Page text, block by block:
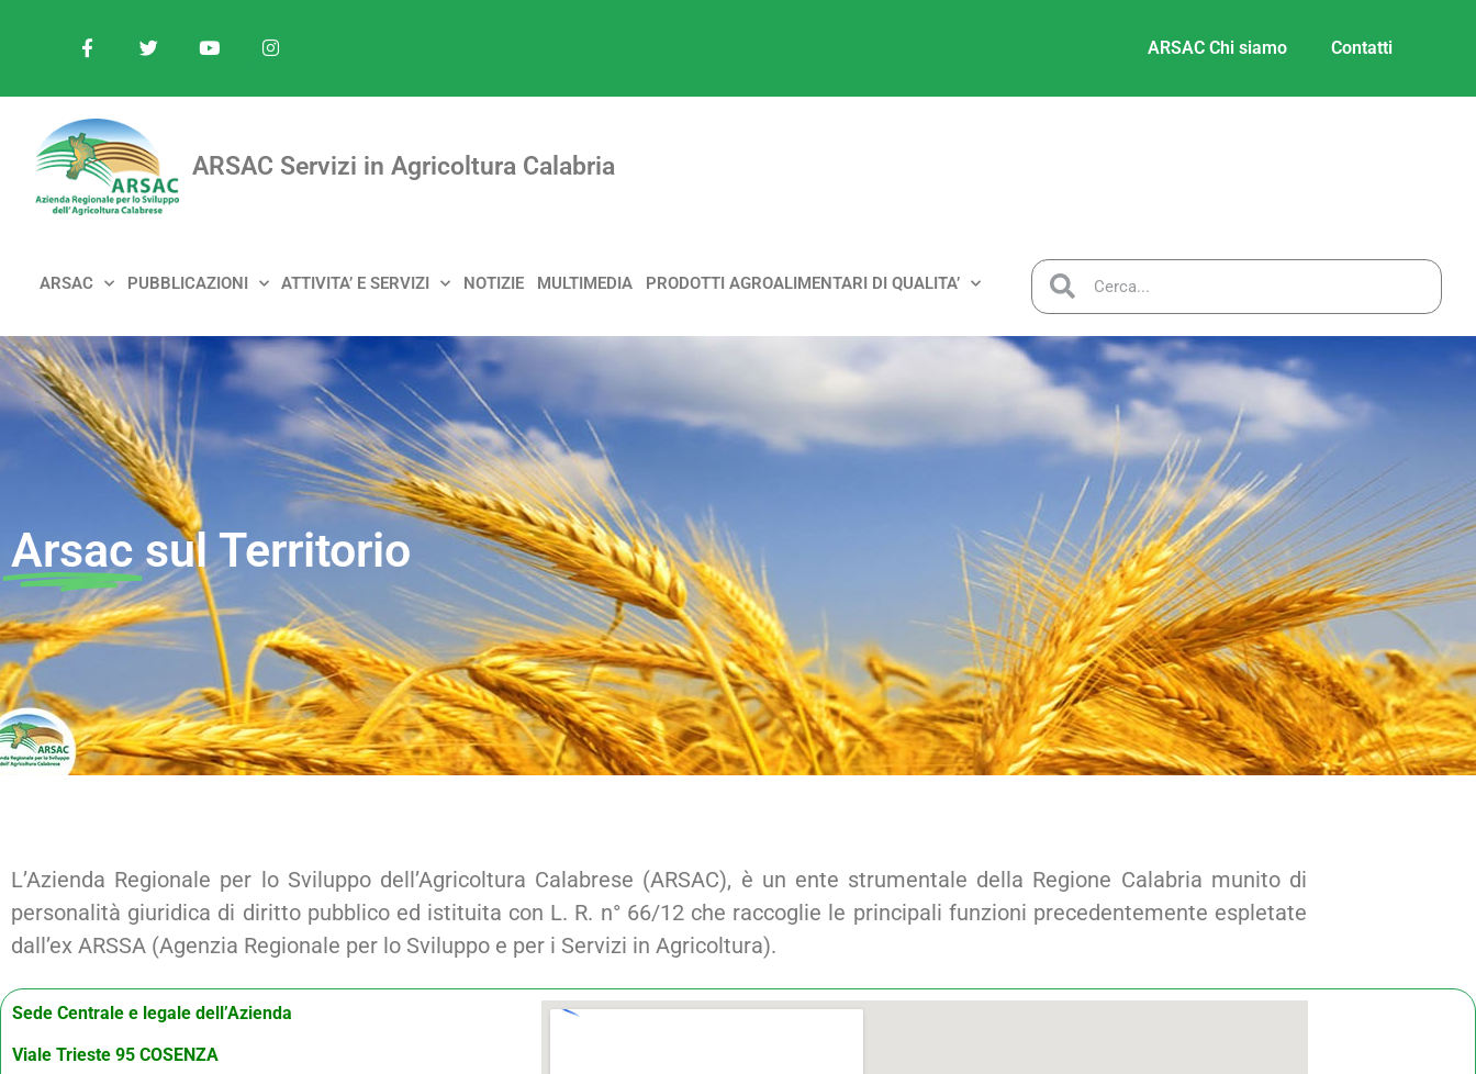
ARSAC Chi siamo Contatti
ARSAC Servizi in Agricoltura Calabria
ARSAC PUBBLICAZIONI ATTIVITA’ E SERVIZI NOTIZIE MULTIMEDIA PRODOTTI AGROALIMENTARI DI QUALITA’
Arsac sul Territorio
L’Azienda Regionale per lo Sviluppo dell’Agricoltura Calabrese (ARSAC), è un ente strumentale della Regione Calabria munito di
personalità giuridica di diritto pubblico ed istituita con L. R. n° 66/12 che raccoglie le principali funzioni precedentemente espletate
dall’ex ARSSA (Agenzia Regionale per lo Sviluppo e per i Servizi in Agricoltura).
Sede Centrale e legale dell’Azienda
Viale Trieste 95 COSENZA